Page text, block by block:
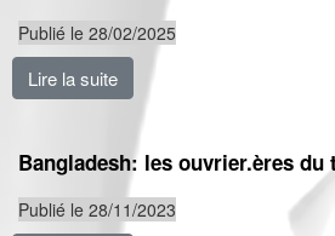
Publié le 28/02/2025
Lire la suite de Directive omnibus :
Bangladesh: les ouvrier.ères
Publié le 28/11/2023